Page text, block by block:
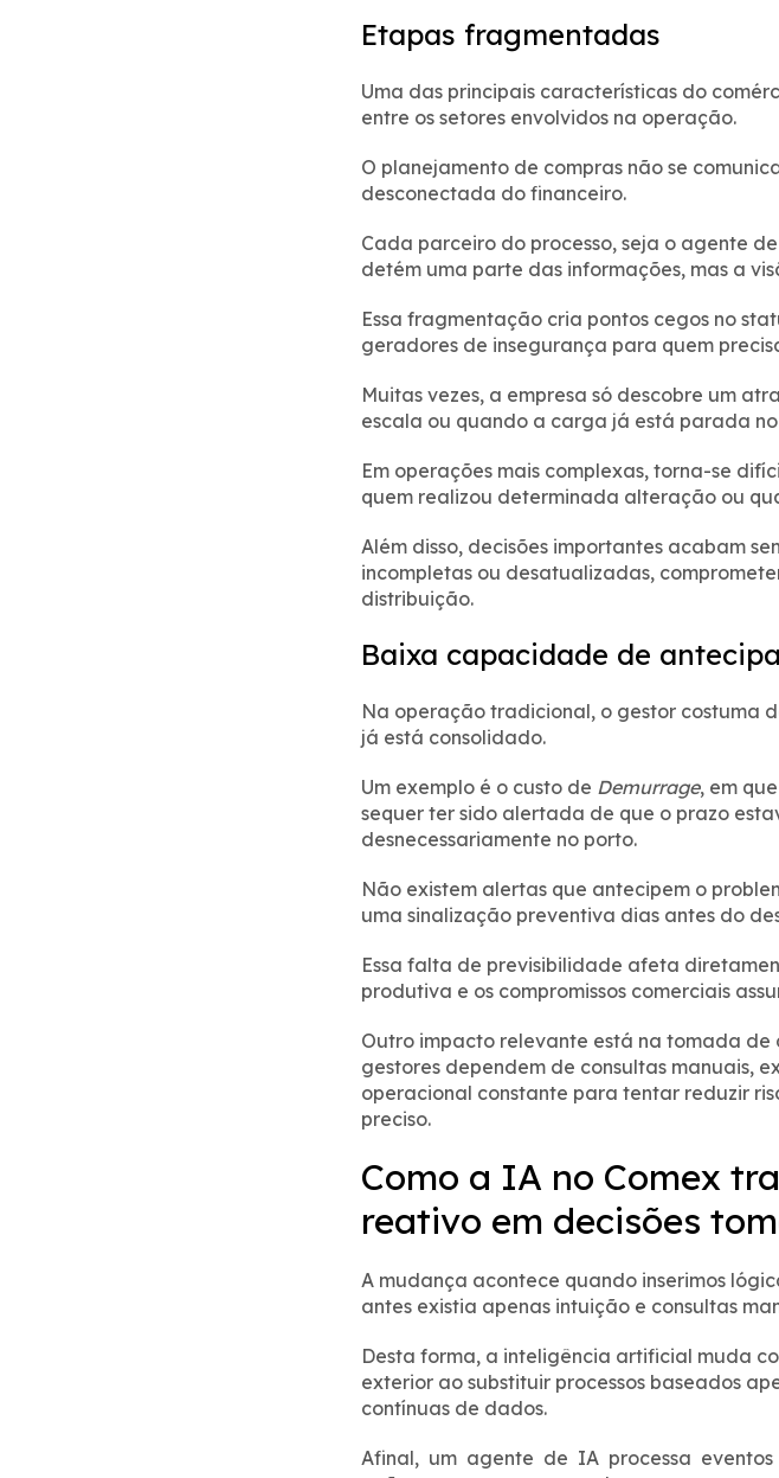
Etapas fragmentadas
Uma das principais características do
entre os setores envolvidos na operação.
O planejamento de compras não se
desconectada do financeiro.
Cada parceiro do processo, seja o agente
detém uma parte das informações, mas a
Essa fragmentação cria pontos cegos no
geradores de insegurança para quem
Muitas vezes, a empresa só descobre um
escala ou quando a carga já está parada
Em operações mais complexas, torna-se
quem realizou determinada alteração ou
Além disso, decisões importantes acabam
incompletas ou desatualizadas,
distribuição.
Baixa capacidade de
Na operação tradicional, o gestor costuma
já está consolidado.
Um exemplo é o custo de Demurrage, em
sequer ter sido alertada de que o prazo
desnecessariamente no porto.
Não existem alertas que antecipem o
uma sinalização preventiva dias antes do
Essa falta de previsibilidade afeta
produtiva e os compromissos comerciais
Outro impacto relevante está na tomada de
gestores dependem de consultas manuais,
operacional constante para tentar reduzir
preciso.
Como a IA no Comex
reativo em decisões
A mudança acontece quando inserimos
antes existia apenas intuição e consultas
Desta forma, a inteligência artificial muda
exterior ao substituir processos baseados
contínuas de dados.
Afinal, um agente de IA processa